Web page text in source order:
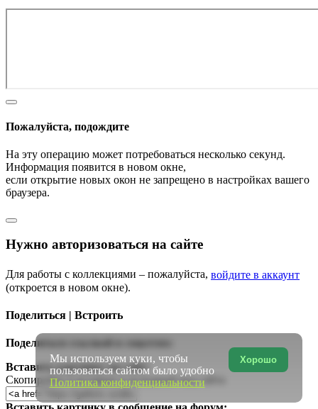
Пожалуйста, подождите
На эту операцию может потребоваться несколько секунд.
Информация появится в новом окне,
если открытие новых окон не запрещено в настройках вашего
браузера.
Нужно авторизоваться на сайте
Для работы с коллекциями – пожалуйста, войдите в аккаунт
(откроется в новом окне).
Поделиться | Встроить
Поделиться ссылкой в соцсетях:
Вставить картинку на сайт:
Скопируйте и вставьте в исходный код сайта
Хорошо
Мы используем куки, чтобы
пользоваться сайтом было удобно
Политика конфиденциальности